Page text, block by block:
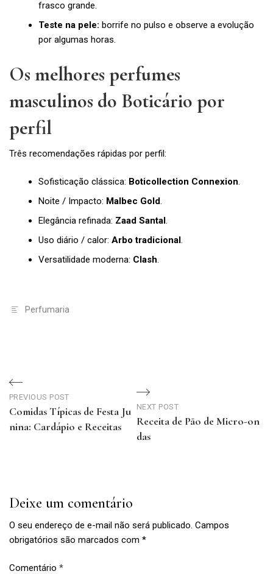
frasco grande.
Teste na pele: borrife no pulso e observe a evolução
por algumas horas.
Os melhores perfumes
masculinos do Boticário por
perfil
Três recomendações rápidas por perfil:
Sofisticação clássica: Boticollection Connexion.
Noite / Impacto: Malbec Gold.
Elegância refinada: Zaad Santal.
Uso diário / calor: Arbo tradicional.
Versatilidade moderna: Clash.
Perfumaria
Navegação
de
Post
PREVIOUS POST
Comidas Típicas de Festa Ju
nina: Cardápio e Receitas
NEXT POST
Receita de Pão de Micro-on
das
Deixe um comentário
O seu endereço de e-mail não será publicado. Campos
obrigatórios são marcados com *
Comentário *